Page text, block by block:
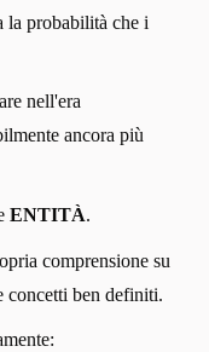
la probabilità che i
nell'era
ancora più
ENTITÀ.
comprensione su
concetti ben definiti.